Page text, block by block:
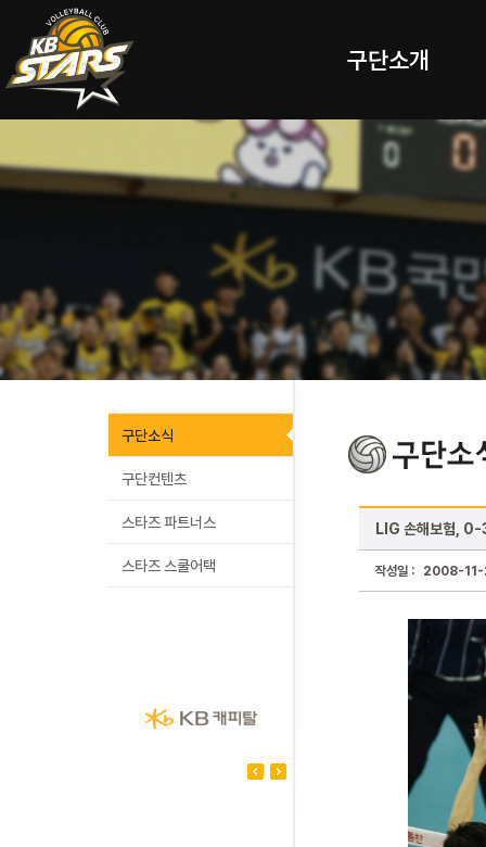
구단소개
구단소식
구단컨텐츠
스타즈 파트너스
스타즈 스쿨어택
LIG 손해보험, 0-
작성일 : 2008-